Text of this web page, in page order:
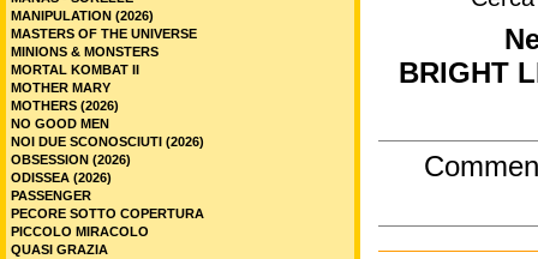
BRIGHT
MANIPULATION (2026)
MASTERS OF THE UNIVERSE
MINIONS & MONSTERS
MORTAL KOMBAT II
MOTHER MARY
MOTHERS (2026)
NO GOOD MEN
NOI DUE SCONOSCIUTI (2026)
OBSESSION (2026)
ODISSEA (2026)
PASSENGER
PECORE SOTTO COPERTURA
PICCOLO MIRACOLO
QUASI GRAZIA